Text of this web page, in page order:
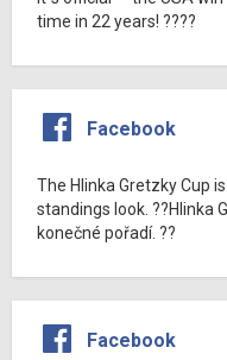
time in 22 years! ????
Facebook
The Hlinka Gretzky Cup
standings look. ??Hlinka
konečné pořadí. ??
Facebook